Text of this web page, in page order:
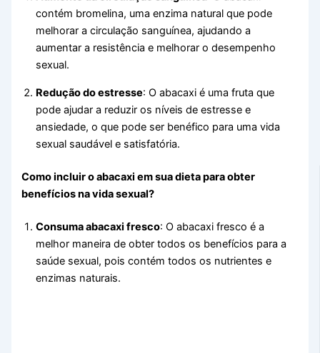
contém bromelina, uma enzima natural que pode
melhorar a circulação sanguínea, ajudando a
aumentar a resistência e melhorar o desempenho
sexual.
Redução do estresse: O abacaxi é uma fruta que
pode ajudar a reduzir os níveis de estresse e
ansiedade, o que pode ser benéfico para uma vida
sexual saudável e satisfatória.
Como incluir o abacaxi em sua dieta para obter
benefícios na vida sexual?
Consuma abacaxi fresco: O abacaxi fresco é a
melhor maneira de obter todos os benefícios para a
saúde sexual, pois contém todos os nutrientes e
enzimas naturais.